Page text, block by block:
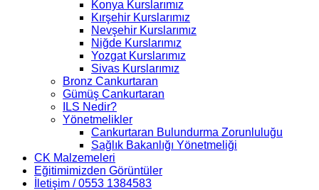
Konya Kurslarımız
Kırşehir Kurslarımız
Nevşehir Kurslarımız
Niğde Kurslarımız
Yozgat Kurslarımız
Sivas Kurslarımız
Bronz Cankurtaran
Gümüş Cankurtaran
ILS Nedir?
Yönetmelikler
Cankurtaran Bulundurma Zorunluluğu
Sağlık Bakanlığı Yönetmeliği
CK Malzemeleri
Eğitimimizden Görüntüler
İletişim / 0553 1384583